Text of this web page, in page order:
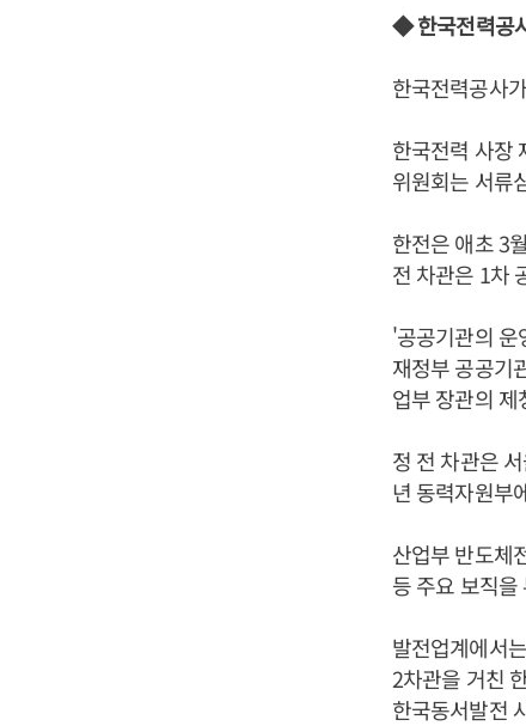
◆ 한국전력공
한국전력공사
한국전력 사장
위원회는 서류
한전은 애초 3
전 차관은 1차
'공공기관의 운
재정부 공공기
업부 장관의
정 전 차관은
년 동력자원부
산업부 반도체
등 주요 보직을
발전업계에서
2차관을 거친
한국동서발전